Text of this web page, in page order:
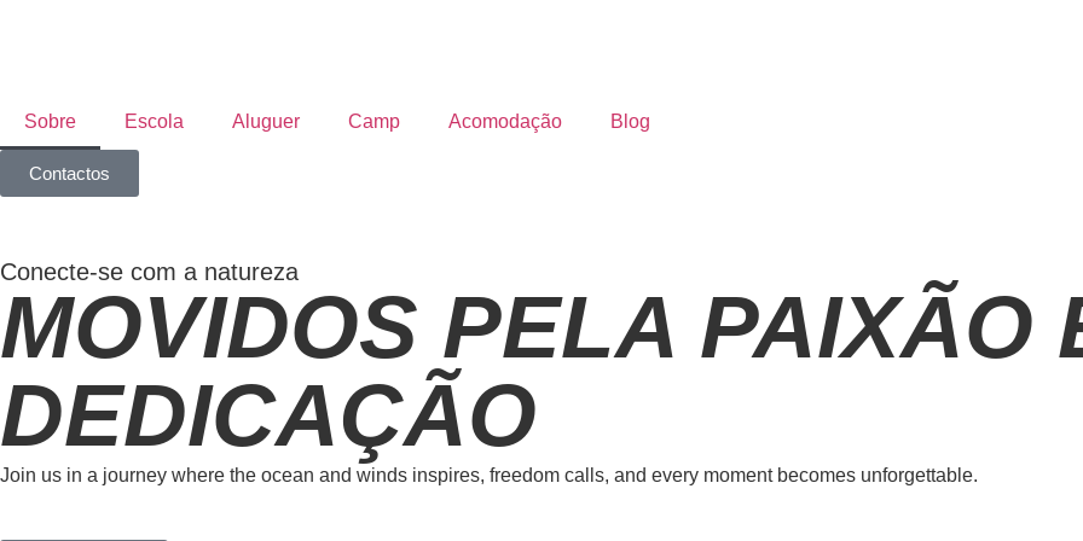
Sobre Escola Aluguer Camp Acomodação Blog
Contactos
Conecte-se com a natureza
MOVIDOS PELA PAIXÃO
DEDICAÇÃO
Join us in a journey where the ocean and winds inspires, freedom calls, and every moment becomes unforgettable.